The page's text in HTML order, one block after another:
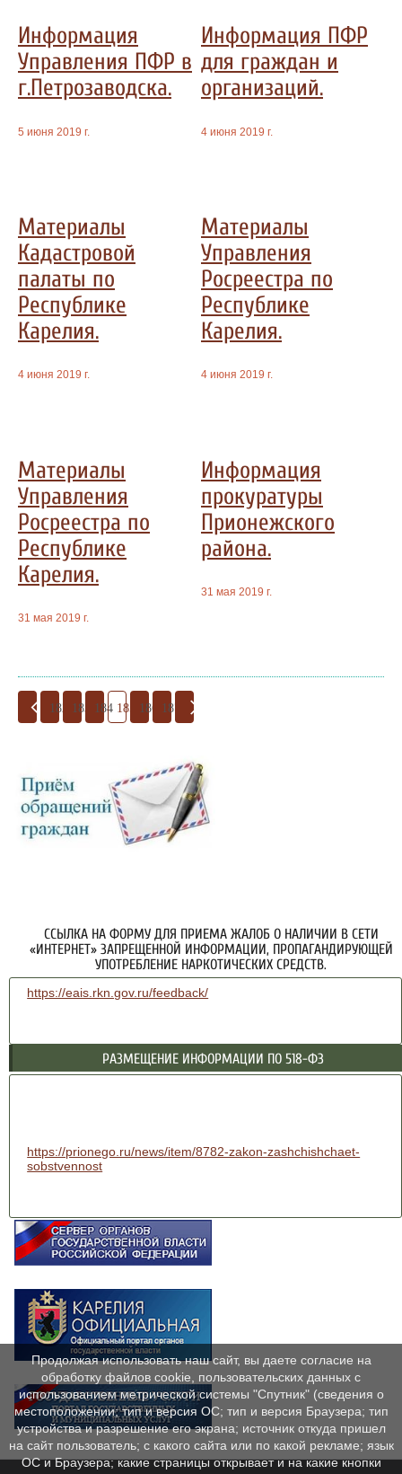
Информация
Управления ПФР в
г.Петрозаводска.
5 июня 2019 г.
Информация ПФР
для граждан и
организаций.
4 июня 2019 г.
Материалы
Кадастровой
палаты по
Республике
Карелия.
4 июня 2019 г.
Материалы
Управления
Росреестра по
Республике
Карелия.
4 июня 2019 г.
Материалы
Управления
Росреестра по
Республике
Карелия.
31 мая 2019 г.
Информация
прокуратуры
Прионежского
района.
31 мая 2019 г.
182 183 184 185 186 187
ССЫЛКА НА ФОРМУ ДЛЯ ПРИЕМА ЖАЛОБ О НАЛИЧИИ В СЕТИ
«ИНТЕРНЕТ» ЗАПРЕЩЕННОЙ ИНФОРМАЦИИ, ПРОПАГАНДИРУЮЩЕЙ
УПОТРЕБЛЕНИЕ НАРКОТИЧЕСКИХ СРЕДСТВ.
https://eais.rkn.gov.ru/feedback/
РАЗМЕЩЕНИЕ ИНФОРМАЦИИ ПО 518-ФЗ
https://prionego.ru/news/item/8782-zakon-zashchishchaet-
sobstvennost
Продолжая использовать наш сайт, вы даете согласие на
обработку файлов cookie, пользовательских данных с
использованием метрической системы "Спутник" (сведения о
местоположении; тип и версия ОС; тип и версия Браузера; тип
устройства и разрешение его экрана; источник откуда пришел
на сайт пользователь; с какого сайта или по какой рекламе; язык
ОС и Браузера; какие страницы открывает и на какие кнопки